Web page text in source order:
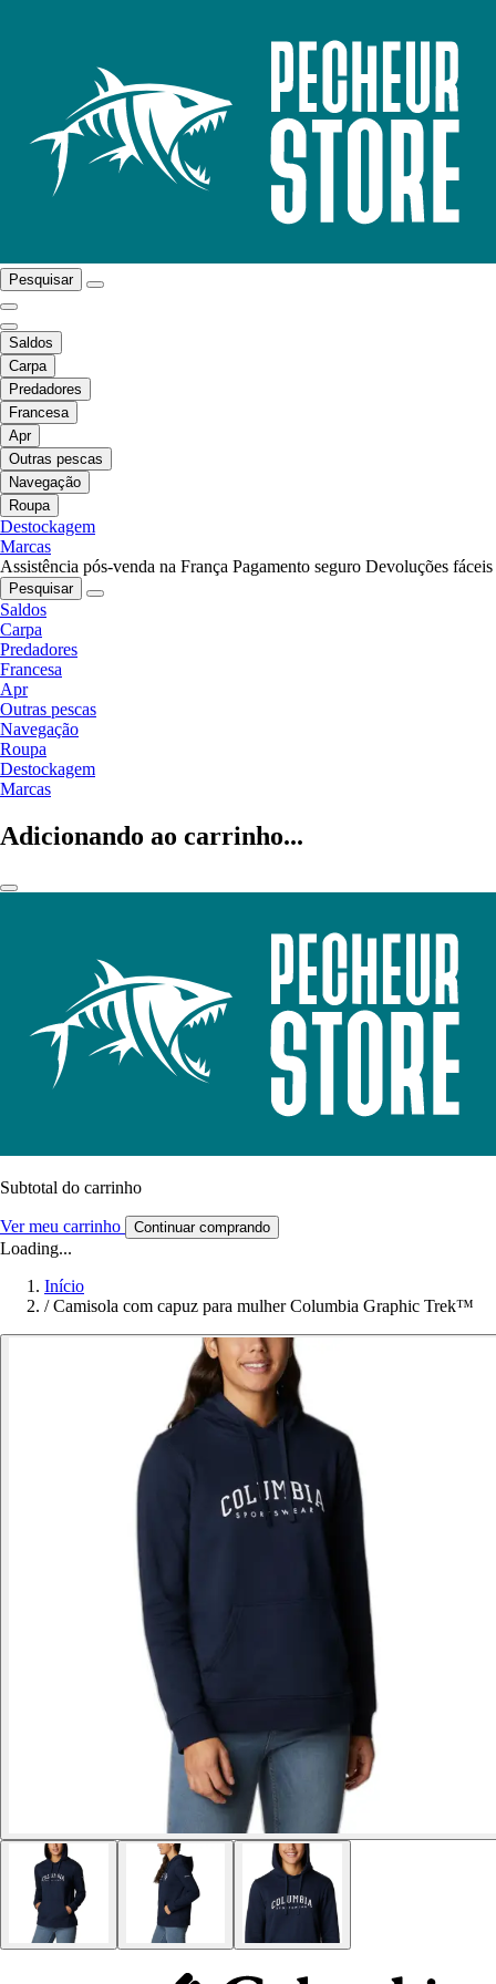
Pesquisar
Saldos
Carpa
Predadores
Francesa
Apr
Outras pescas
Navegação
Roupa
Destockagem
Marcas
Assistência pós-venda na França Pagamento seguro Devoluções fáceis
Pesquisar
Saldos
Carpa
Predadores
Francesa
Apr
Outras pescas
Navegação
Roupa
Destockagem
Marcas
Adicionando ao carrinho...
Subtotal do carrinho
Ver meu carrinho Continuar comprando
Loading...
Início
/ Camisola com capuz para mulher Columbia Graphic Trek™